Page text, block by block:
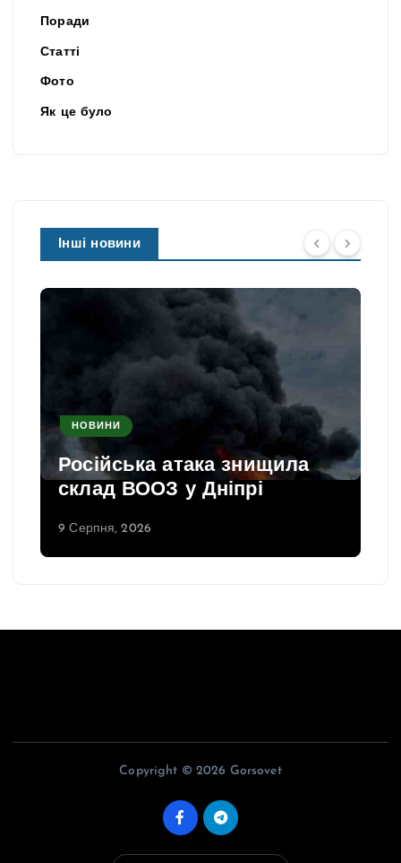
Поради
Статті
Фото
Як це було
Інші новини
НОВИНИ
Російська атака знищила
склад ВООЗ у Дніпрі
9 Серпня, 2026
Copyright © 2026 Gorsovet